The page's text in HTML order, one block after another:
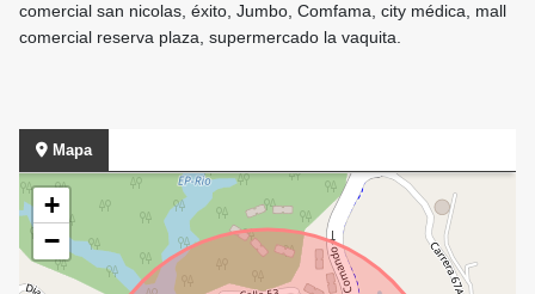
comercial san nicolas, éxito, Jumbo, Comfama, city médica, mall
comercial reserva plaza, supermercado la vaquita.
Mapa
+
−